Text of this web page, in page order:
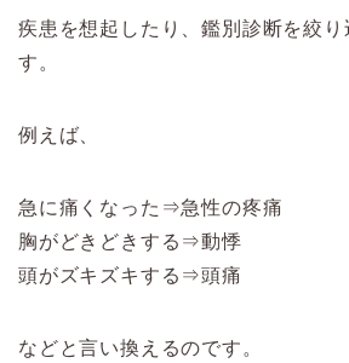
疾患を想起したり、鑑別診断を絞り
す。
例えば、
急に痛くなった⇒急性の疼痛
胸がどきどきする⇒動悸
頭がズキズキする⇒頭痛
などと言い換えるのです。